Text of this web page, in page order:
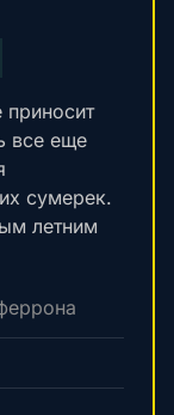
приносит
все еще
сумерек.
летним